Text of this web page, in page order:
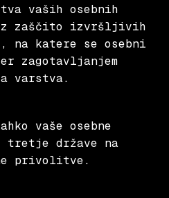
vaših osebnih
z zaščito izvršljivih
na katere se osebni
zagotavljanjem
varstva.
vaše osebne
tretje države na
privolitve.